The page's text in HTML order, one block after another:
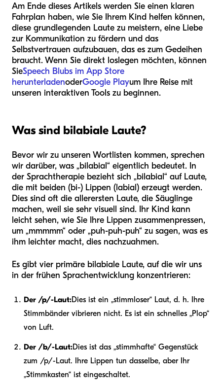
Am Ende dieses Artikels werden Sie einen klaren
Fahrplan haben, wie Sie Ihrem Kind helfen können,
diese grundlegenden Laute zu meistern, eine Liebe
zur Kommunikation zu fördern und das
Selbstvertrauen aufzubauen, das es zum Gedeihen
braucht. Wenn Sie direkt loslegen möchten, können
SieSpeech Blubs im App Store
herunterladenoderGoogle Playum Ihre Reise mit
unseren interaktiven Tools zu beginnen.
Was sind bilabiale Laute?
Bevor wir zu unseren Wortlisten kommen, sprechen
wir darüber, was „bilabial“ eigentlich bedeutet. In
der Sprachtherapie bezieht sich „bilabial“ auf Laute,
die mit beiden (bi-) Lippen (labial) erzeugt werden.
Dies sind oft die allerersten Laute, die Säuglinge
machen, weil sie sehr visuell sind. Ihr Kind kann
leicht sehen, wie Sie Ihre Lippen zusammenpressen,
um „mmmmm“ oder „puh-puh-puh“ zu sagen, was es
ihm leichter macht, dies nachzuahmen.
Es gibt vier primäre bilabiale Laute, auf die wir uns
in der frühen Sprachentwicklung konzentrieren:
Der /p/-Laut:Dies ist ein „stimmloser“ Laut, d. h. Ihre
Stimmbänder vibrieren nicht. Es ist ein schnelles „Plop“
von Luft.
Der /b/-Laut:Dies ist das „stimmhafte“ Gegenstück
zum /p/-Laut. Ihre Lippen tun dasselbe, aber Ihr
„Stimmkasten“ ist eingeschaltet.